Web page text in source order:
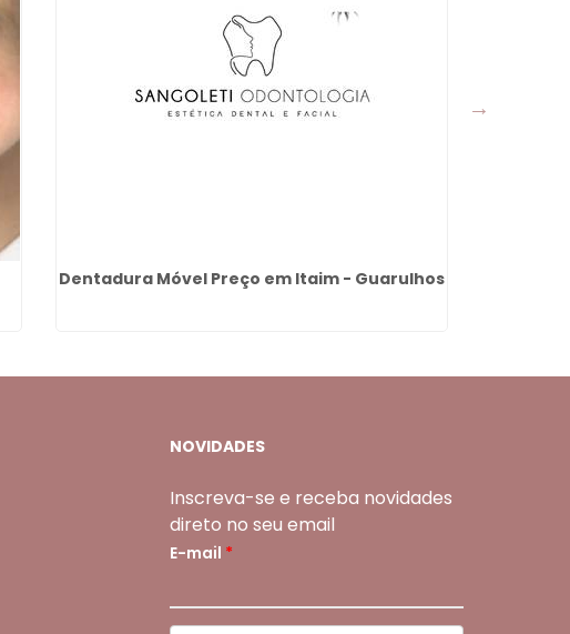
Dentadura Móvel Preço em Itaim - Guarulhos
NOVIDADES
Inscreva-se e receba novidades
direto no seu email
E-mail *